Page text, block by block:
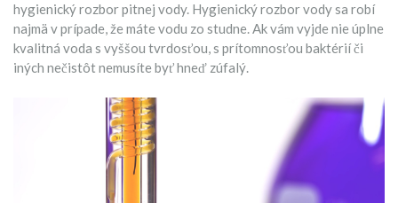
hygienický rozbor pitnej vody. Hygienický rozbor vody sa robí
najmä v prípade, že máte vodu zo studne. Ak vám vyjde nie úplne
kvalitná voda s vyššou tvrdosťou, s prítomnosťou baktérií či
iných nečistôt nemusíte byť hneď zúfalý.